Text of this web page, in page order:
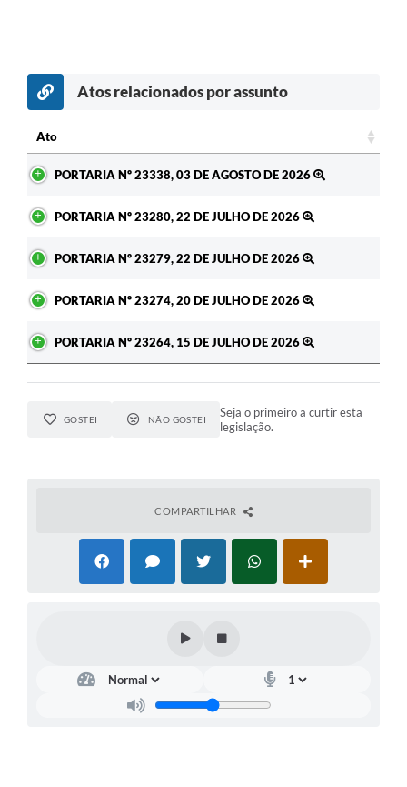
Atos relacionados por assunto
Ato
PORTARIA Nº 23338, 03 DE AGOSTO DE 2026
PORTARIA Nº 23280, 22 DE JULHO DE 2026
PORTARIA Nº 23279, 22 DE JULHO DE 2026
PORTARIA Nº 23274, 20 DE JULHO DE 2026
PORTARIA Nº 23264, 15 DE JULHO DE 2026
GOSTEI NÃO GOSTEI
Seja o primeiro a curtir esta
legislação.
COMPARTILHAR